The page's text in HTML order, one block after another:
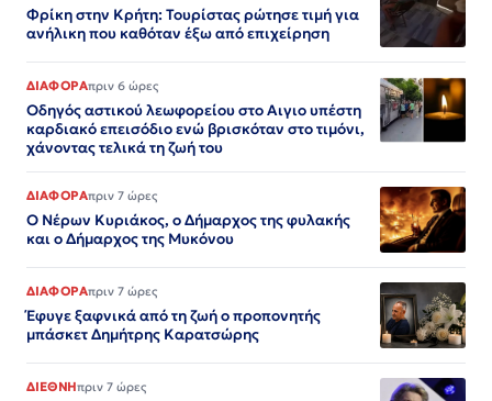
Φρίκη στην Κρήτη: Τουρίστας ρώτησε τιμή για
ανήλικη που καθόταν έξω από επιχείρηση
ΔΙΑΦΟΡΑπριν 6 ώρες
Οδηγός αστικού λεωφορείου στο Αιγιο υπέστη
καρδιακό επεισόδιο ενώ βρισκόταν στο τιμόνι,
χάνοντας τελικά τη ζωή του
ΔΙΑΦΟΡΑπριν 7 ώρες
Ο Νέρων Κυριάκος, o Δήμαρχος της φυλακής
και ο Δήμαρχος της Μυκόνου
ΔΙΑΦΟΡΑπριν 7 ώρες
Έφυγε ξαφνικά από τη ζωή ο προπονητής
μπάσκετ Δημήτρης Καρατσώρης
ΔΙΕΘΝΗπριν 7 ώρες